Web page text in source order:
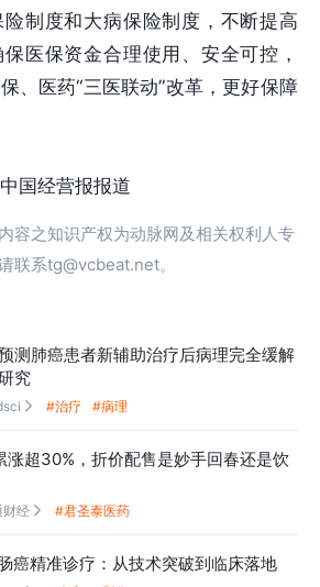
制度和大病保险制度，不断提高
医保资金合理使用、安全可控，
、医药“三医联动”改革，更好保障
国经营报报道
容之知识产权为动脉网及相关权利人专
联系tg@vcbeat.net。
测肺癌患者新辅助治疗后病理完全缓解
究
 #治疗 #病理
涨超30%，折价配售是妙手回春还是饮
财经  #君圣泰医药
癌精准诊疗：从技术突破到临床落地